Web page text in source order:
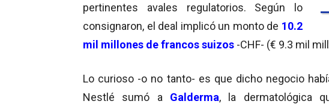
pertinentes avales regulatorios. Según lo
consignaron, el deal implicó un monto de 10.2
mil millones de francos suizos -CHF- (€ 9.3 mil
Lo curioso -o no tanto- es que dicho negocio
Nestlé sumó a Galderma, la dermatológica